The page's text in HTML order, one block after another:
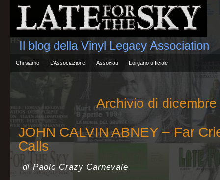
Il blog della Vinyl Legacy Association
Chi siamo L’Associazione Associati L’organo ufficiale
Archivio di dicembre
JOHN CALVIN ABNEY – Far
Calls
di Paolo Crazy Carnevale